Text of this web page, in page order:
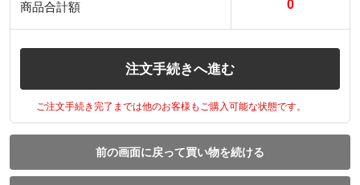
商品合計額 0
注文手続きへ進む
ご注文手続き完了までは他のお客様もご購入可能な状態です。
前の画面に戻って買い物を続ける